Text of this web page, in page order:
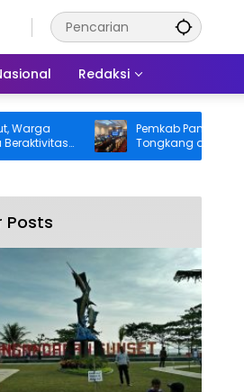
Redaksi
Pemkab Pangandaran
Tongkang dan Ceceran
Segera Diangkat, Soroti
Posts